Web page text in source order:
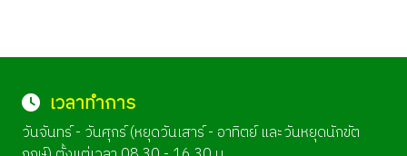
เวลาทำการ
วันจันทร์ - วันศุกร์ (หยุดวันเสาร์ - อาทิตย์ และวันหยุดนักขัต